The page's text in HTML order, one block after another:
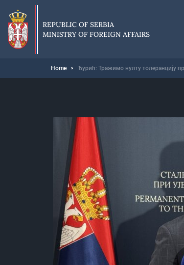
main
content
REPUBLIC OF SERBIA
MINISTRY OF FOREIGN AFFAIRS
Breadcrumb
Home Ђурић: Тражимо нулту толеранцију